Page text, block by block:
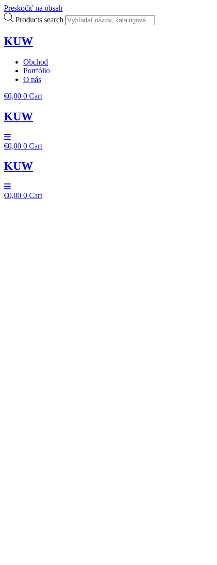
Preskočiť na obsah
Products search
KUW
Obchod
Portfólio
O nás
€0,00 0 Cart
KUW
€0,00 0 Cart
KUW
€0,00 0 Cart